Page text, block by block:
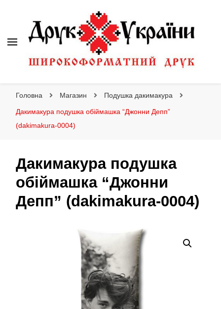
Головна Магазин Подушка дакимакура
Дакимакура подушка обіймашка “Джонни Депп”
(dakimakura-0004)
Дакимакура подушка
обіймашка “Джонни
Депп” (dakimakura-0004)